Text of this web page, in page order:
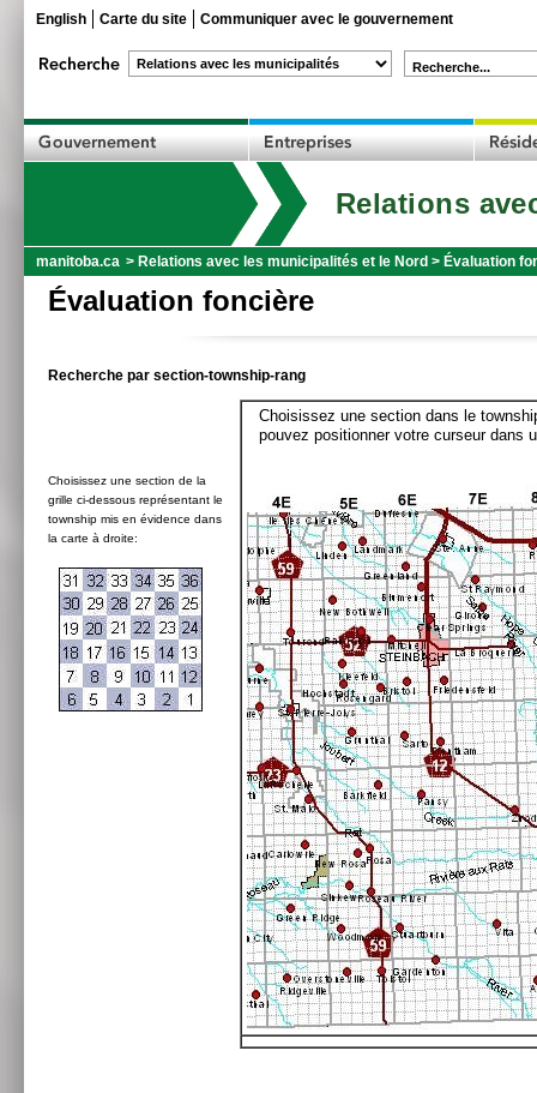
English Carte du site Communiquer avec le gouvernement
Recherche...
Relations
manitoba.ca > Relations avec les municipalités et le Nord > Évaluation
Évaluation foncière
Recherche par section-township-rang
Choisissez une section de la
grille ci-dessous représentant le
township mis en évidence dans
la carte à droite:
Choisissez une section dans le
pouvez positionner votre curseur dans